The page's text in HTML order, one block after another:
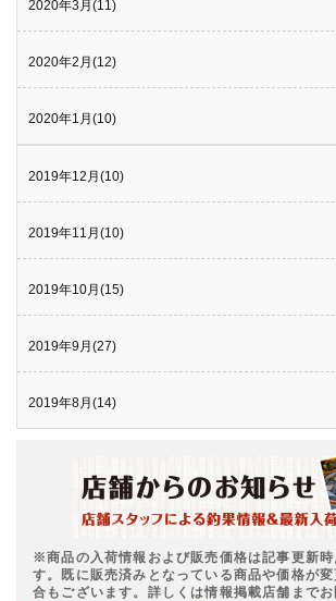
2020年3月(11)
2020年2月(12)
2020年1月(10)
2019年12月(10)
2019年11月(10)
2019年10月(15)
2019年9月(27)
2019年8月(14)
※商品の入荷情報および販売価格は記事更新時
す。既に販売済みとなっている商品や価格が
合もございます。詳しくは情報掲載店舗までお